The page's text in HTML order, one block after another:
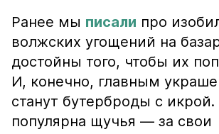
Ранее мы писали про
волжских угощений на
достойны того, чтобы их
И, конечно, главным
станут бутерброды с
популярна щучья — за свои